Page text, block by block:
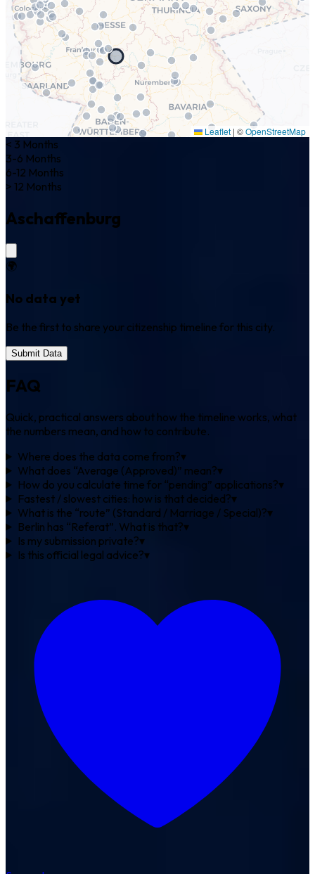
Leaflet | ©OpenStreetMap
< 3 Months
3-6 Months
6-12 Months
> 12 Months
Aschaffenburg
🌍
No data yet
Be the first to share your citizenship timeline for this city.
Submit Data
FAQ
Quick, practical answers about how the timeline works, what
the numbers mean, and how to contribute.
Where does the data come from?▾
What does “Average (Approved)” mean?▾
How do you calculate time for “pending” applications?▾
Fastest / slowest cities: how is that decided?▾
What is the “route” (Standard / Marriage / Special)?▾
Berlin has “Referat”. What is that?▾
Is my submission private?▾
Is this official legal advice?▾